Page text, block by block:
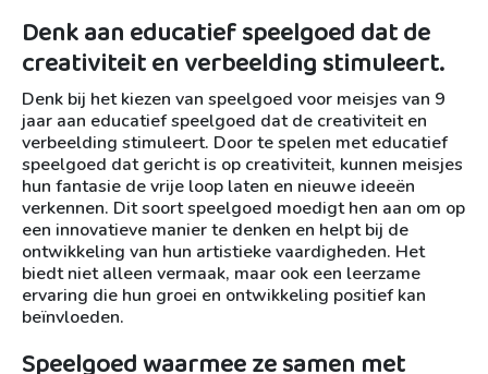
Denk aan educatief speelgoed dat de
creativiteit en verbeelding stimuleert.
Denk bij het kiezen van speelgoed voor meisjes van 9
jaar aan educatief speelgoed dat de creativiteit en
verbeelding stimuleert. Door te spelen met educatief
speelgoed dat gericht is op creativiteit, kunnen meisjes
hun fantasie de vrije loop laten en nieuwe ideeën
verkennen. Dit soort speelgoed moedigt hen aan om op
een innovatieve manier te denken en helpt bij de
ontwikkeling van hun artistieke vaardigheden. Het
biedt niet alleen vermaak, maar ook een leerzame
ervaring die hun groei en ontwikkeling positief kan
beïnvloeden.
Speelgoed waarmee ze samen met